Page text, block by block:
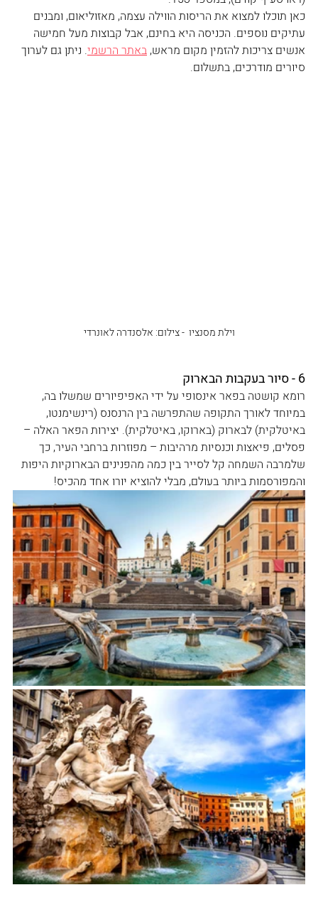
כאן תוכלו למצוא את הריסות הווילה עצמה, מאזוליאום, ומבנים
עתיקים נוספים. הכניסה היא בחינם, אבל קבוצות מעל חמישה
אנשים צריכות להזמין מקום מראש, באתר הרשמי. ניתן גם לערוך
סיורים מודרכים, בתשלום.
וילת מסנציו ‏ - צילום: אלסנדרה לאונרדי
6 - סיור בעקבות הבארוק
רומא קושטה בפאר אינסופי על ידי האפיפיורים שמשלו בה,
במיוחד לאורך התקופה שהתפרשה בין הרנסנס (רינשימנטו,
באיטלקית) לבארוק (בארוקו, באיטלקית). יצירות הפאר האלה –
פסלים, פיאצות וכנסיות מרהיבות – מפוזרות ברחבי העיר, כך
שלמרבה השמחה קל לסייר בין כמה מהפנינים הבארוקיות היפות
והמפורסמות ביותר בעולם, מבלי להוציא יורו אחד מהכיס!